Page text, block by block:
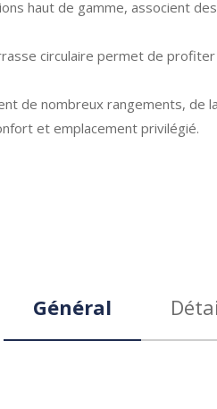
haut de gamme, associent
circulaire permet de
de nombreux rangements, de
et emplacement privilégié.
Général